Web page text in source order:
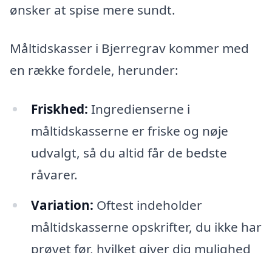
ønsker at spise mere sundt.
Måltidskasser i Bjerregrav kommer med
en række fordele, herunder:
Friskhed: Ingredienserne i
måltidskasserne er friske og nøje
udvalgt, så du altid får de bedste
råvarer.
Variation: Oftest indeholder
måltidskasserne opskrifter, du ikke har
prøvet før, hvilket giver dig mulighed